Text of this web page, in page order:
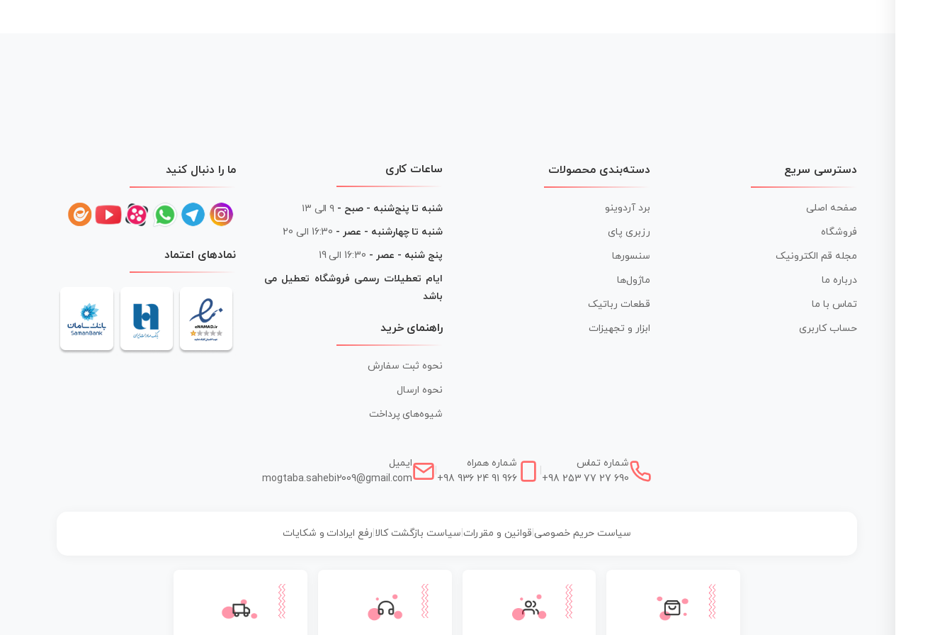
دسترسی سریع
صفحه اصلی
فروشگاه
مجله قم الکترونیک
درباره ما
تماس با ما
حساب کاربری
دسته‌بندی محصولات
برد آردوینو
رزبری پای
سنسورها
ماژول‌ها
قطعات رباتیک
ابزار و تجهیزات
ساعات کاری
شنبه تا پنج‌شنبه - صبح - ۹ الی ۱۳
شنبه تا چهارشنبه - عصر - 16:30 الی 20
پنج شنبه - عصر - 16:30 الی 19
ایام تعطیلات رسمی فروشگاه تعطیل می
باشد
راهنمای خرید
نحوه ثبت سفارش
نحوه ارسال
شیوه‌های پرداخت
ما را دنبال کنید
نمادهای اعتماد
شماره تماس
+98 253 77 27 690
شماره همراه
+98 936 24 91 966
ایمیل
mogtaba.sahebi2009@gmail.com
سیاست حریم خصوصی| قوانین و مقررات سیاست بازگشت کالا رفع ایرادات و شکایات